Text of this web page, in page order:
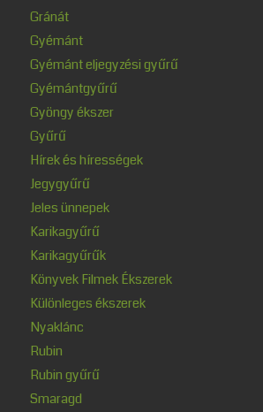
Gránát
Gyémánt
Gyémánt eljegyzési gyűrű
Gyémántgyűrű
Gyöngy ékszer
Gyűrű
Hírek és hírességek
Jegygyűrű
Jeles ünnepek
Karikagyűrű
Karikagyűrűk
Könyvek Filmek Ékszerek
Különleges ékszerek
Nyaklánc
Rubin
Rubin gyűrű
Smaragd